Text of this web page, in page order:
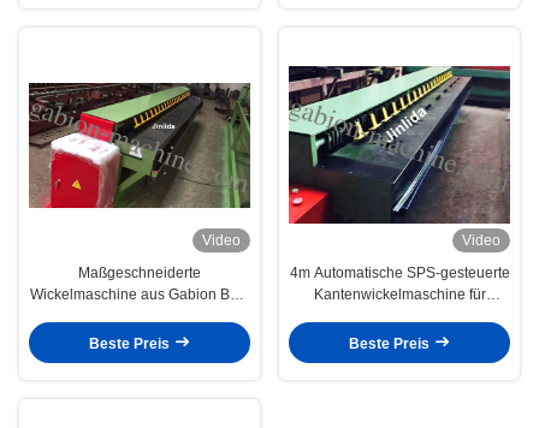
Video
Maßgeschneiderte
Wickelmaschine aus Gabion Box,
Beste Preis
Video
4m Automatische SPS-gesteuerte
Kantenwickelmaschine für
Beste Preis